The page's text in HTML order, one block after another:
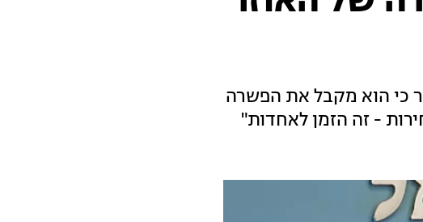
כי הוא מקבל את הפשרה